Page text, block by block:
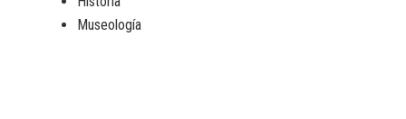
Museología